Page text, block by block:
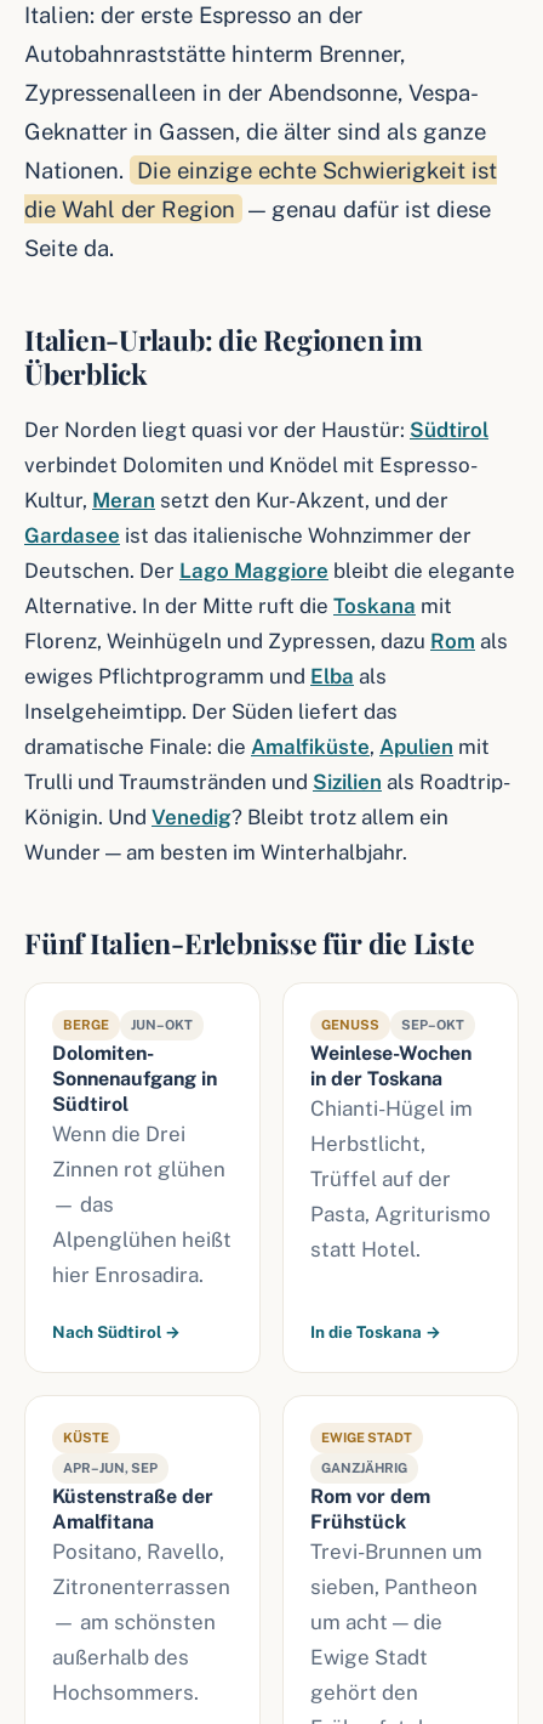
Italien: der erste Espresso an der
Autobahnraststätte hinterm Brenner,
Zypressenalleen in der Abendsonne, Vespa-
Geknatter in Gassen, die älter sind als ganze
Nationen. Die einzige echte Schwierigkeit ist
die Wahl der Region — genau dafür ist diese
Seite da.
Italien-Urlaub: die Regionen im
Überblick
Der Norden liegt quasi vor der Haustür: Südtirol
verbindet Dolomiten und Knödel mit Espresso-
Kultur, Meran setzt den Kur-Akzent, und der
Gardasee ist das italienische Wohnzimmer der
Deutschen. Der Lago Maggiore bleibt die elegante
Alternative. In der Mitte ruft die Toskana mit
Florenz, Weinhügeln und Zypressen, dazu Rom als
ewiges Pflichtprogramm und Elba als
Inselgeheimtipp. Der Süden liefert das
dramatische Finale: die Amalfiküste, Apulien mit
Trulli und Traumstränden und Sizilien als Roadtrip-
Königin. Und Venedig? Bleibt trotz allem ein
Wunder — am besten im Winterhalbjahr.
Fünf Italien-Erlebnisse für die Liste
BERGE JUN–OKT
Dolomiten-
Sonnenaufgang in
Südtirol
Wenn die Drei
Zinnen rot glühen
— das
Alpenglühen heißt
hier Enrosadira.
Nach Südtirol →
GENUSS SEP–OKT
Weinlese-Wochen
in der Toskana
Chianti-Hügel im
Herbstlicht,
Trüffel auf der
Pasta, Agriturismo
statt Hotel.
In die Toskana →
KÜSTE
APR–JUN, SEP
Küstenstraße der
Amalfitana
Positano, Ravello,
Zitronenterrassen
— am schönsten
außerhalb des
Hochsommers.
EWIGE STADT
GANZJÄHRIG
Rom vor dem
Frühstück
Trevi-Brunnen um
sieben, Pantheon
um acht — die
Ewige Stadt
gehört den